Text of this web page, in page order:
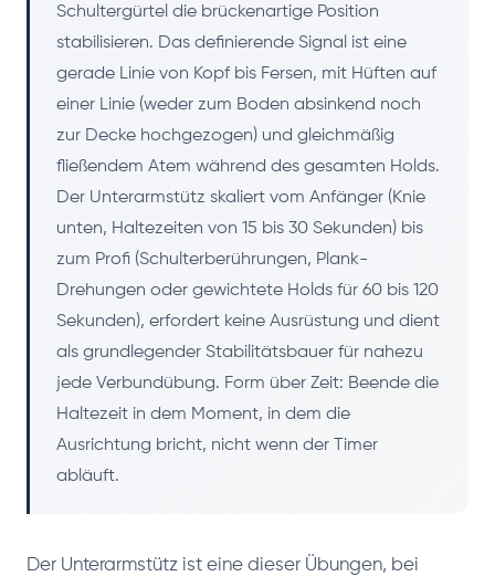
Schultergürtel die brückenartige Position
stabilisieren. Das definierende Signal ist eine
gerade Linie von Kopf bis Fersen, mit Hüften auf
einer Linie (weder zum Boden absinkend noch
zur Decke hochgezogen) und gleichmäßig
fließendem Atem während des gesamten Holds.
Der Unterarmstütz skaliert vom Anfänger (Knie
unten, Haltezeiten von 15 bis 30 Sekunden) bis
zum Profi (Schulterberührungen, Plank-
Drehungen oder gewichtete Holds für 60 bis 120
Sekunden), erfordert keine Ausrüstung und dient
als grundlegender Stabilitätsbauer für nahezu
jede Verbundübung. Form über Zeit: Beende die
Haltezeit in dem Moment, in dem die
Ausrichtung bricht, nicht wenn der Timer
abläuft.
Der Unterarmstütz ist eine dieser Übungen, bei